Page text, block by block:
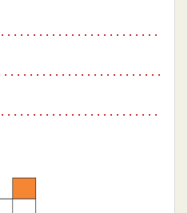
. . . . . . . . . . . . . . . . . . . . . . . .
. . . . . . . . . . . . . . . . . . . . . . . .
. . . . . . . . . . . . . . . . . . . . . . . .